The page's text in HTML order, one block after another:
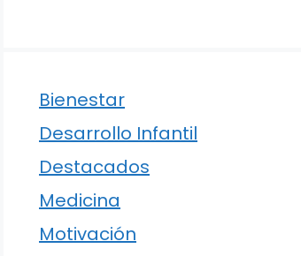
Bienestar
Desarrollo Infantil
Destacados
Medicina
Motivación